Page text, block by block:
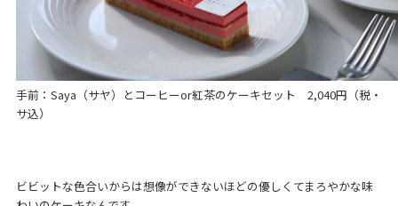
手前：Saya（サヤ）とコーヒーor紅茶のケーキセット 2,040円（税・
サ込）
ビビットな色合いからは想像ができないほどの優しくてまろやかな味